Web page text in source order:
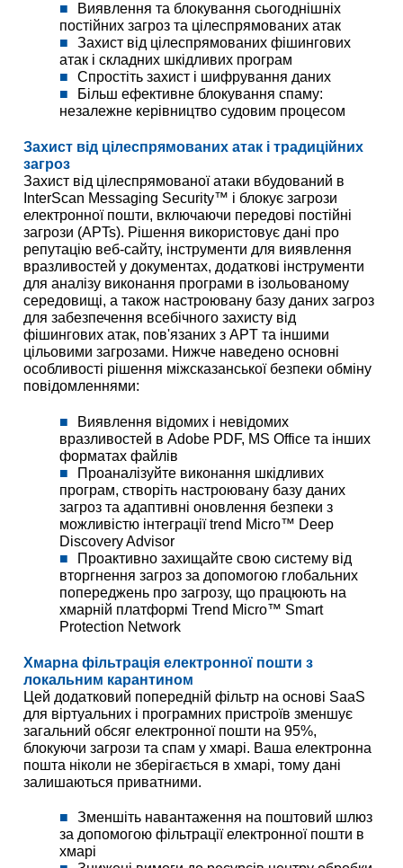
Виявлення та блокування сьогоднішніх
постійних загроз та цілеспрямованих атак
Захист від цілеспрямованих фішингових
атак і складних шкідливих програм
Спростіть захист і шифрування даних
Більш ефективне блокування спаму:
незалежне керівництво судовим процесом
Захист від цілеспрямованих атак і традиційних
загроз
Захист від цілеспрямованої атаки вбудований в
InterScan Messaging Security™ і блокує загрози
електронної пошти, включаючи передові постійні
загрози (APTs). Рішення використовує дані про
репутацію веб-сайту, інструменти для виявлення
вразливостей у документах, додаткові інструменти
для аналізу виконання програми в ізольованому
середовищі, а також настроювану базу даних загроз
для забезпечення всебічного захисту від
фішингових атак, пов'язаних з APT та іншими
цільовими загрозами. Нижче наведено основні
особливості рішення міжсказанської безпеки обміну
повідомленнями:
Виявлення відомих і невідомих
вразливостей в Adobe PDF, MS Office та інших
форматах файлів
Проаналізуйте виконання шкідливих
програм, створіть настроювану базу даних
загроз та адаптивні оновлення безпеки з
можливістю інтеграції trend Micro™ Deep
Discovery Advisor
Проактивно захищайте свою систему від
вторгнення загроз за допомогою глобальних
попереджень про загрозу, що працюють на
хмарній платформі Trend Micro™ Smart
Protection Network
Хмарна фільтрація електронної пошти з
локальним карантином
Цей додатковий попередній фільтр на основі SaaS
для віртуальних і програмних пристроїв зменшує
загальний обсяг електронної пошти на 95%,
блокуючи загрози та спам у хмарі. Ваша електронна
пошта ніколи не зберігається в хмарі, тому дані
залишаються приватними.
Зменшіть навантаження на поштовий шлюз
за допомогою фільтрації електронної пошти в
хмарі